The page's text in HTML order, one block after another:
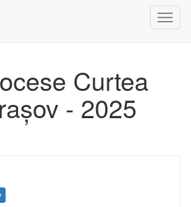
Curtea
- 2025